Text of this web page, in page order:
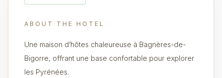
ABOUT THE HOTEL
Une maison d’hôtes chaleureuse à Bagnères-de-
Bigorre, offrant une base confortable pour explorer
les Pyrénées.